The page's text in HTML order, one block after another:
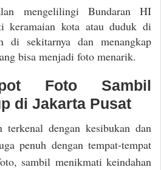
mengelilingi Bundaran HI
keramaian kota atau duduk di
di sekitarnya dan menangkap
bisa menjadi foto menarik.
Foto Sambil
di Jakarta Pusat
terkenal dengan kesibukan dan
penuh dengan tempat-tempat
sambil menikmati keindahan